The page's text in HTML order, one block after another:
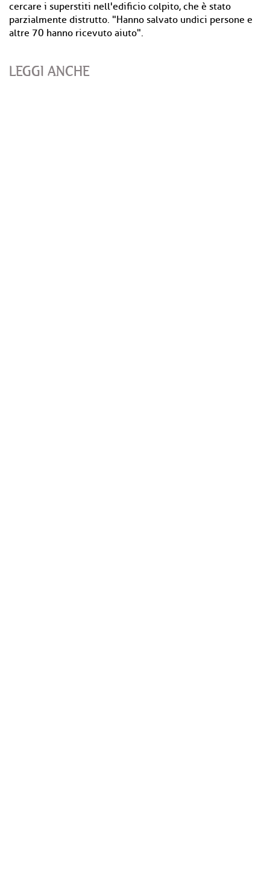
cercare i superstiti nell'edificio colpito, che è stato
parzialmente distrutto. "Hanno salvato undici persone e
altre 70 hanno ricevuto aiuto".
LEGGI ANCHE